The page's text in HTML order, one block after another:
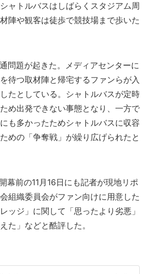
ャトルバスはしばらくスタジアム周
陣や観客は徒歩で競技場まで歩いた
問題が起きた。メディアセンターに
待つ取材陣と帰宅するファンらが入
たとしている。シャトルバスが定時
め出発できない事態となり、一方で
も多かったためシャトルバスに収容
めの「争奪戦」が繰り広げられたと
幕前の11月16日にも記者が現地リポ
組織委員会がファン向けに用意した
ッジ」に関して「思ったより劣悪」
た」などと酷評した。